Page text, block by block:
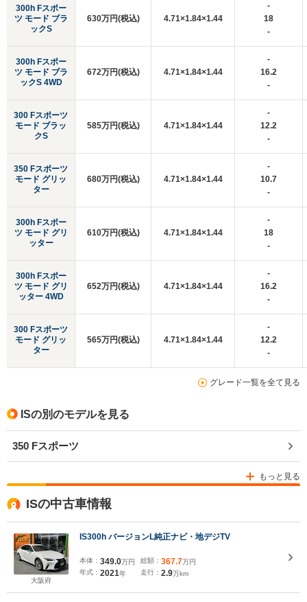
300h Fスポー
ツ モード ブラ
ックS
300h Fスポー
ツ モード ブラ
ックS 4WD
300 Fスポーツ
モード ブラッ
クS
350 Fスポーツ
モード グリッ
ター
300h Fスポー
ツ モード グリ
ッター
300h Fスポー
ツ モード グリ
ッター 4WD
300 Fスポーツ
モード グリッ
ター
630万円(税込) 4.71×1.84×1.44
-
18
-
672万円(税込) 4.71×1.84×1.44
-
16.2
-
585万円(税込) 4.71×1.84×1.44
-
12.2
-
680万円(税込) 4.71×1.84×1.44
-
10.7
-
610万円(税込) 4.71×1.84×1.44
-
18
-
652万円(税込) 4.71×1.84×1.44
-
16.2
-
565万円(税込) 4.71×1.84×1.44
-
12.2
-
グレード一覧を全て見る
ISの別のモデルを見る
350 Fスポーツ
もっと見る
ISの中古車情報
大阪府
IS300h バージョンL純正ナビ・地デジTV
本体： 349.0万円
年式： 2021年
総額： 367.7万円
走行： 2.9万km